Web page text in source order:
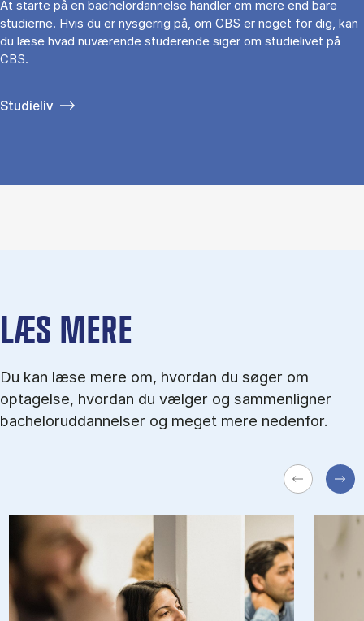
At starte på en bachelordannelse handler om mere end bare
studierne. Hvis du er nysgerrig på, om CBS er noget for dig, kan
du læse hvad nuværende studerende siger om studielivet på
CBS.
Studieliv
LÆS MERE
Du kan læse mere om, hvordan du søger om
optagelse, hvordan du vælger og sammenligner
bacheloruddannelser og meget mere nedenfor.